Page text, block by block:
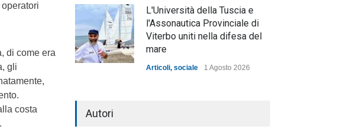
di come era
gli
costa
L'Università della Tuscia e
l'Assonautica Provinciale di
Viterbo uniti nella difesa del
mare
Articoli, sociale 1 Agosto 2026
Autori